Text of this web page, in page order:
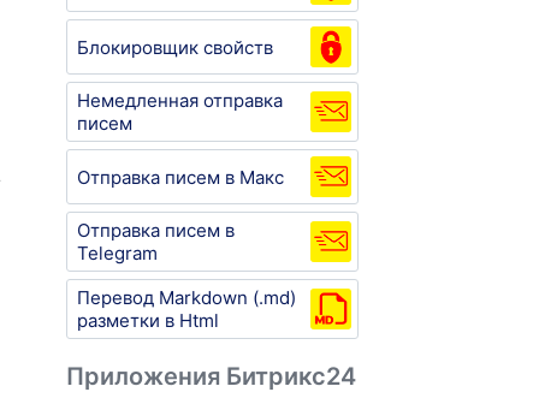
Блокировщик свойств
Немедленная отправка
писем
Отправка писем в Макс
Отправка писем в
Telegram
Перевод Markdown (.md)
разметки в Html
Приложения Битрикс24